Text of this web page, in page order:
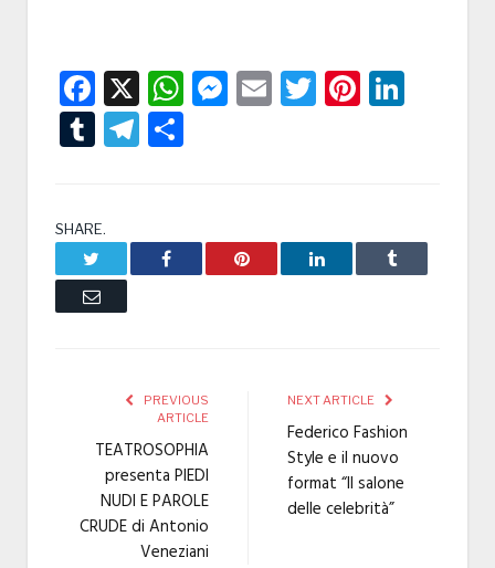
Facebook
X WhatsApp
Messenger
EmailTwitter
TumblrTelegram
SHARE.
Facebook Pinterest LinkedIn Tumblr
Email
PREVIOUS
ARTICLE
TEATROSOPHIA
presenta PIEDI
NUDI E PAROLE
CRUDE di Antonio
Veneziani
NEXT ARTICLE
Federico Fashion
Style e il nuovo
format “Il salone
delle celebrità”